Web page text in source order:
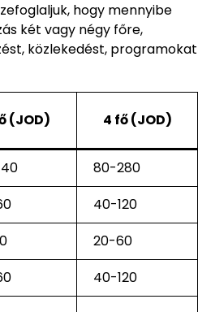
hogy mennyibe
két vagy négy főre,
közlekedést, programokat
(JOD) 4 fő (JOD)
80-280
40-120
20-60
40-120